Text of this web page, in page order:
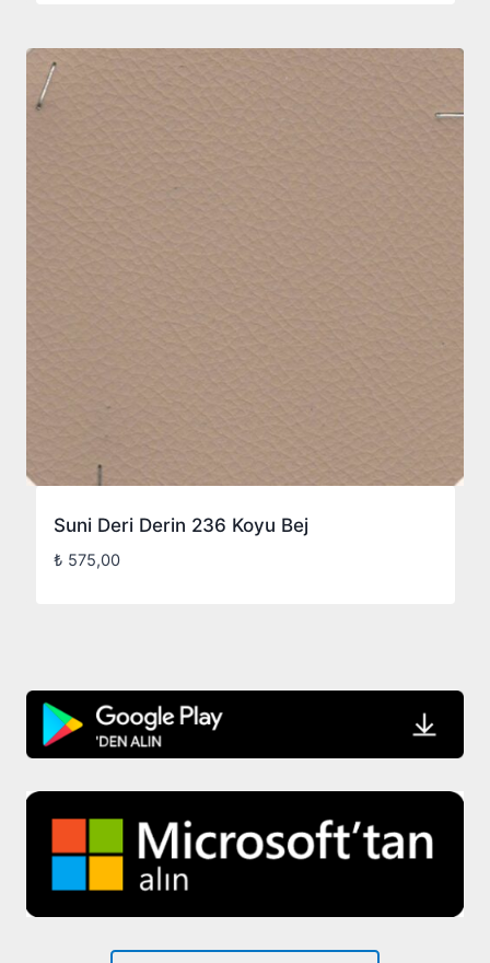
Suni Deri Derin 236 Koyu Bej
₺ 575,00